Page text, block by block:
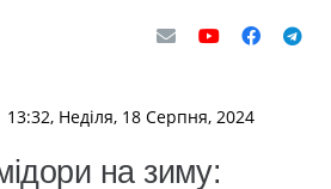
13:32, Неділя, 18 Серпня, 2024
на зиму: